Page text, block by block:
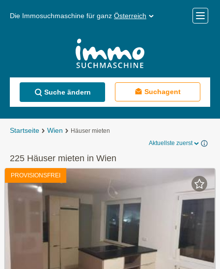
Die Immosuchmaschine für ganz Österreich
Menü
Suche ändern Suchagent
Startseite Wien
Häuser mieten
Aktuellste zuerst
225 Häuser mieten in Wien
PROVISIONSFREI